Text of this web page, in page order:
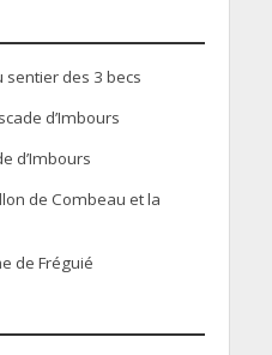
sentier des 3 becs
d’Imbours
d’Imbours
de Combeau et la
de Fréguié